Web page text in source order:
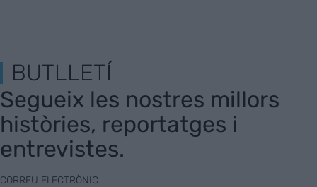
BUTLLETÍ
Segueix les nostres millors
històries, reportatges i
entrevistes.
CORREU ELECTRÒNIC